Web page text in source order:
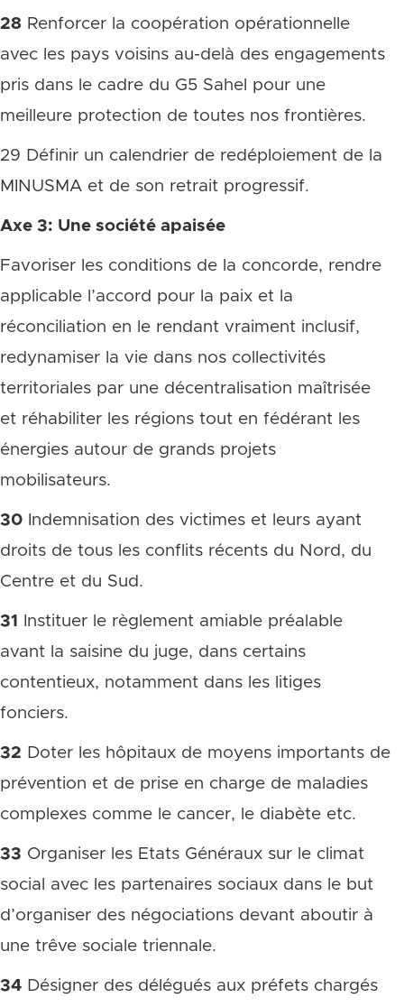
28 Renforcer la coopération opérationnelle
avec les pays voisins au-delà des engagements
pris dans le cadre du G5 Sahel pour une
meilleure protection de toutes nos frontières.
29 Définir un calendrier de redéploiement de la
MINUSMA et de son retrait progressif.
Axe 3: Une société apaisée
Favoriser les conditions de la concorde, rendre
applicable l’accord pour la paix et la
réconciliation en le rendant vraiment inclusif,
redynamiser la vie dans nos collectivités
territoriales par une décentralisation maîtrisée
et réhabiliter les régions tout en fédérant les
énergies autour de grands projets
mobilisateurs.
30 Indemnisation des victimes et leurs ayant
droits de tous les conflits récents du Nord, du
Centre et du Sud.
31
Instituer le règlement amiable préalable
avant la saisine du juge, dans certains
contentieux, notamment dans les litiges
fonciers.
32 Doter les hôpitaux de moyens importants de
prévention et de prise en charge de maladies
complexes comme le cancer, le diabète etc.
33 Organiser les Etats Généraux sur le climat
social avec les partenaires sociaux dans le but
d’organiser des négociations devant aboutir à
une trêve sociale triennale.
34 Désigner des délégués aux préfets chargés